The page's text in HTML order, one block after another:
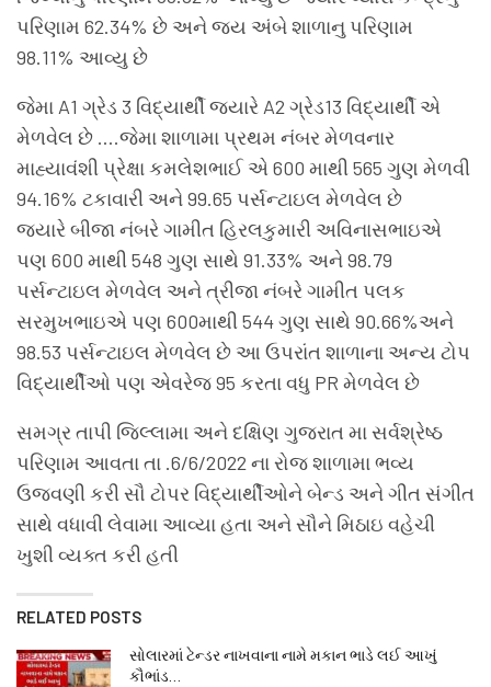
પરિણામ 62.34% છે અને જય અંબે શાળાનુ પરિણામ
98.11% આવ્યુ છે
જેમા A1 ગ્રેડ 3 વિદ્યાર્થી જ્યારે A2 ગ્રેડ13 વિદ્યાર્થી એ
મેળવેલ છે ….જેમા શાળામા પ્રથમ નંબર મેળવનાર
માહ્યાવંશી પ્રેક્ષા કમલેશભાઈ એ 600 માથી 565 ગુણ મેળવી
94.16% ટકાવારી અને 99.65 પર્સન્ટાઇલ મેળવેલ છે
જ્યારે બીજા નંબરે ગામીત હિરલકુમારી અવિનાસભાઇએ
પણ 600 માથી 548 ગુણ સાથે 91.33% અને 98.79
પર્સન્ટાઇલ મેળવેલ અને ત્રીજા નંબરે ગામીત પલક
સરમુખભાઇએ પણ 600માથી 544 ગુણ સાથે 90.66%અને
98.53 પર્સન્ટાઇલ મેળવેલ છે આ ઉપરાંત શાળાના અન્ય ટોપ
વિદ્યાર્થીઓ પણ એવરેજ 95 કરતા વધુ PR મેળવેલ છે
સમગ્ર તાપી જિલ્લામા અને દક્ષિણ ગુજરાત મા સર્વશ્રેષ્ઠ
પરિણામ આવતા તા .6/6/2022 ના રોજ શાળામા ભવ્ય
ઉજવણી કરી સૌ ટોપર વિદ્યાર્થીઓને બેન્ડ અને ગીત સંગીત
સાથે વધાવી લેવામા આવ્યા હતા અને સૌને મિઠાઇ વહેચી
ખુશી વ્યક્ત કરી હતી
RELATED POSTS
સોલારમાં ટેન્ડર નાખવાના નામે મકાન ભાડે લઈ આખું
કૌભાંડ…